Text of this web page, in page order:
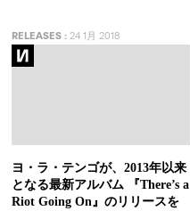
RELEASES : 24 1月 2018
ヨ・ラ・テンゴが、2013年以来
となる最新アルバム 『There’s a
Riot Going On』のリリースを